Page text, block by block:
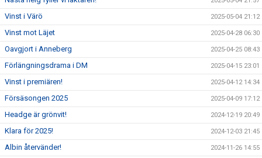
Vinst i Värö 2025-05-04 21:12
Vinst mot Läjet 2025-04-28 06:30
Oavgjort i Anneberg 2025-04-25 08:43
Förlängningsdrama i DM 2025-04-15 23:01
Vinst i premiären! 2025-04-12 14:34
Försäsongen 2025 2025-04-09 17:12
Headge är grönvit! 2024-12-19 20:49
Klara för 2025! 2024-12-03 21:45
Albin återvänder! 2024-11-26 14:55